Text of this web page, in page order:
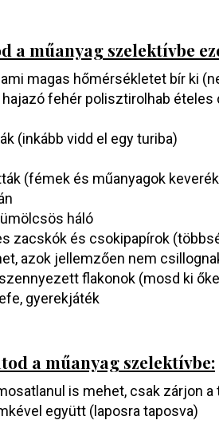
a műanyag szelektívbe
magas hőmérsékletet bír ki
fehér polisztirolhab ételes
(inkább vidd el egy turiba)
(fémek és műanyagok
háló
zacskók és csokipapírok
azok jellemzően nem
flakonok (mosd ki
gyerekjáték
a műanyag szelektívbe:
is mehet, csak zárjon a
együtt (laposra taposva)